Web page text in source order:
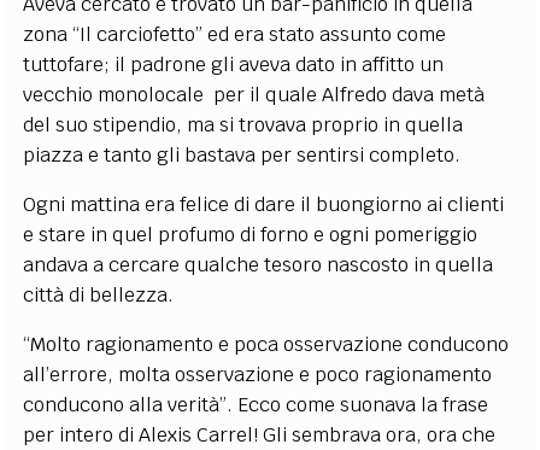
zona “Il carciofetto” ed era stato assunto come
tuttofare; il padrone gli aveva dato in affitto un
vecchio monolocale per il quale Alfredo dava metà
del suo stipendio, ma si trovava proprio in quella
piazza e tanto gli bastava per sentirsi completo.
Ogni mattina era felice di dare il buongiorno ai clienti
e stare in quel profumo di forno e ogni pomeriggio
andava a cercare qualche tesoro nascosto in quella
città di bellezza.
“Molto ragionamento e poca osservazione conducono
all’errore, molta osservazione e poco ragionamento
conducono alla verità”. Ecco come suonava la frase
per intero di Alexis Carrel! Gli sembrava ora, ora che